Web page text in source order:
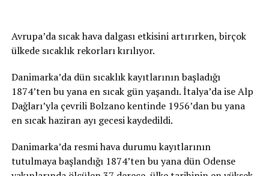
Korsanlar Gana açıklarında 5 denizciyi kaçırdı
Cezayir’de uçuşlar yeniden başladı
Avrupa’da sıcak hava dalgası etkisini artırırken, birçok
ülkede sıcaklık rekorları kırılıyor.
Danimarka’da dün sıcaklık kayıtlarının başladığı
1874’ten bu yana en sıcak gün yaşandı. İtalya’da ise Alp
Dağları’yla çevrili Bolzano kentinde 1956’dan bu yana
en sıcak haziran ayı gecesi kaydedildi.
Danimarka’da resmi hava durumu kayıtlarının
tutulmaya başlandığı 1874’ten bu yana dün Odense